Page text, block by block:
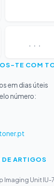
...
TE COM
em dias úteis
número:
ARTIGOS
Imaging Unit IU-